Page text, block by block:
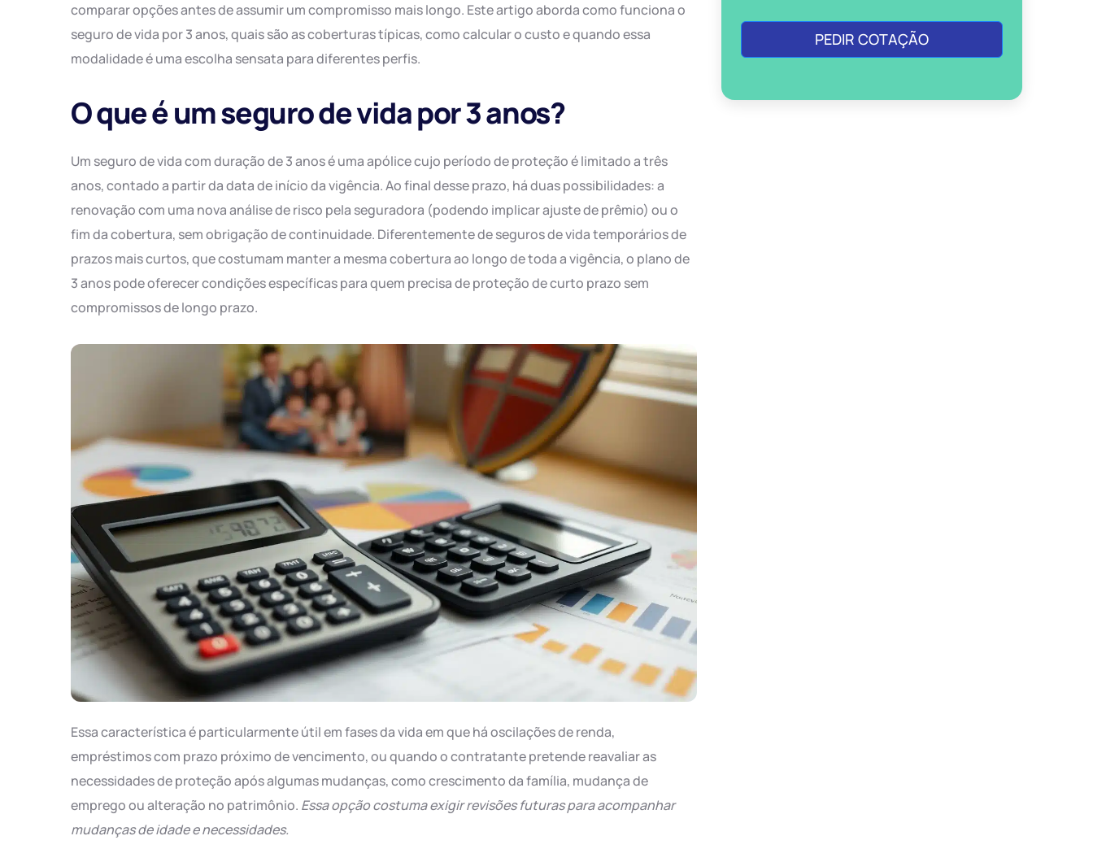
comparar opções antes de assumir um compromisso mais longo. Este artigo aborda como funciona o
seguro de vida por 3 anos, quais são as coberturas típicas, como calcular o custo e quando essa
modalidade é uma escolha sensata para diferentes perfis.
O que é um seguro de vida por 3 anos?
Um seguro de vida com duração de 3 anos é uma apólice cujo período de proteção é limitado a três
anos, contado a partir da data de início da vigência. Ao final desse prazo, há duas possibilidades: a
renovação com uma nova análise de risco pela seguradora (podendo implicar ajuste de prêmio) ou o
fim da cobertura, sem obrigação de continuidade. Diferentemente de seguros de vida temporários de
prazos mais curtos, que costumam manter a mesma cobertura ao longo de toda a vigência, o plano de
3 anos pode oferecer condições específicas para quem precisa de proteção de curto prazo sem
compromissos de longo prazo.
Essa característica é particularmente útil em fases da vida em que há oscilações de renda,
empréstimos com prazo próximo de vencimento, ou quando o contratante pretende reavaliar as
necessidades de proteção após algumas mudanças, como crescimento da família, mudança de
emprego ou alteração no patrimônio. Essa opção costuma exigir revisões futuras para acompanhar
mudanças de idade e necessidades.
PEDIR COTAÇÃO